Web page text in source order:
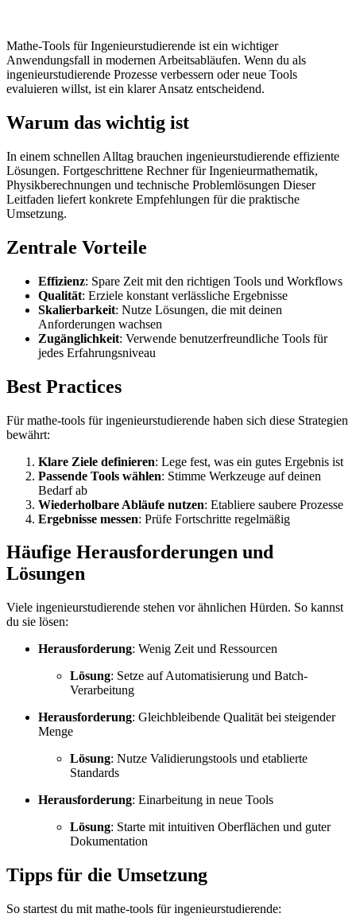
Mathe-Tools für Ingenieurstudierende ist ein wichtiger
Anwendungsfall in modernen Arbeitsabläufen. Wenn du als
ingenieurstudierende Prozesse verbessern oder neue Tools
evaluieren willst, ist ein klarer Ansatz entscheidend.
Warum das wichtig ist
In einem schnellen Alltag brauchen ingenieurstudierende effiziente
Lösungen. Fortgeschrittene Rechner für Ingenieurmathematik,
Physikberechnungen und technische Problemlösungen Dieser
Leitfaden liefert konkrete Empfehlungen für die praktische
Umsetzung.
Zentrale Vorteile
Effizienz: Spare Zeit mit den richtigen Tools und Workflows
Qualität: Erziele konstant verlässliche Ergebnisse
Skalierbarkeit: Nutze Lösungen, die mit deinen
Anforderungen wachsen
Zugänglichkeit: Verwende benutzerfreundliche Tools für
jedes Erfahrungsniveau
Best Practices
Für mathe-tools für ingenieurstudierende haben sich diese Strategien
bewährt:
Klare Ziele definieren: Lege fest, was ein gutes Ergebnis ist
Passende Tools wählen: Stimme Werkzeuge auf deinen
Bedarf ab
Wiederholbare Abläufe nutzen: Etabliere saubere Prozesse
Ergebnisse messen: Prüfe Fortschritte regelmäßig
Häufige Herausforderungen und
Lösungen
Viele ingenieurstudierende stehen vor ähnlichen Hürden. So kannst
du sie lösen:
Herausforderung: Wenig Zeit und Ressourcen
Lösung: Setze auf Automatisierung und Batch-
Verarbeitung
Herausforderung: Gleichbleibende Qualität bei steigender
Menge
Lösung: Nutze Validierungstools und etablierte
Standards
Herausforderung: Einarbeitung in neue Tools
Lösung: Starte mit intuitiven Oberflächen und guter
Dokumentation
Tipps für die Umsetzung
So startest du mit mathe-tools für ingenieurstudierende: